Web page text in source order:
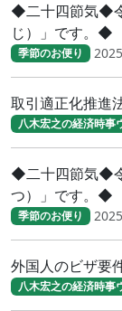
◆二十四節気◆
じ）」です。◆
季節のお便り
取引適正化推進
八木宏之の経済時事
◆二十四節気◆
つ）」です。◆
季節のお便り
外国人のビザ要
八木宏之の経済時事